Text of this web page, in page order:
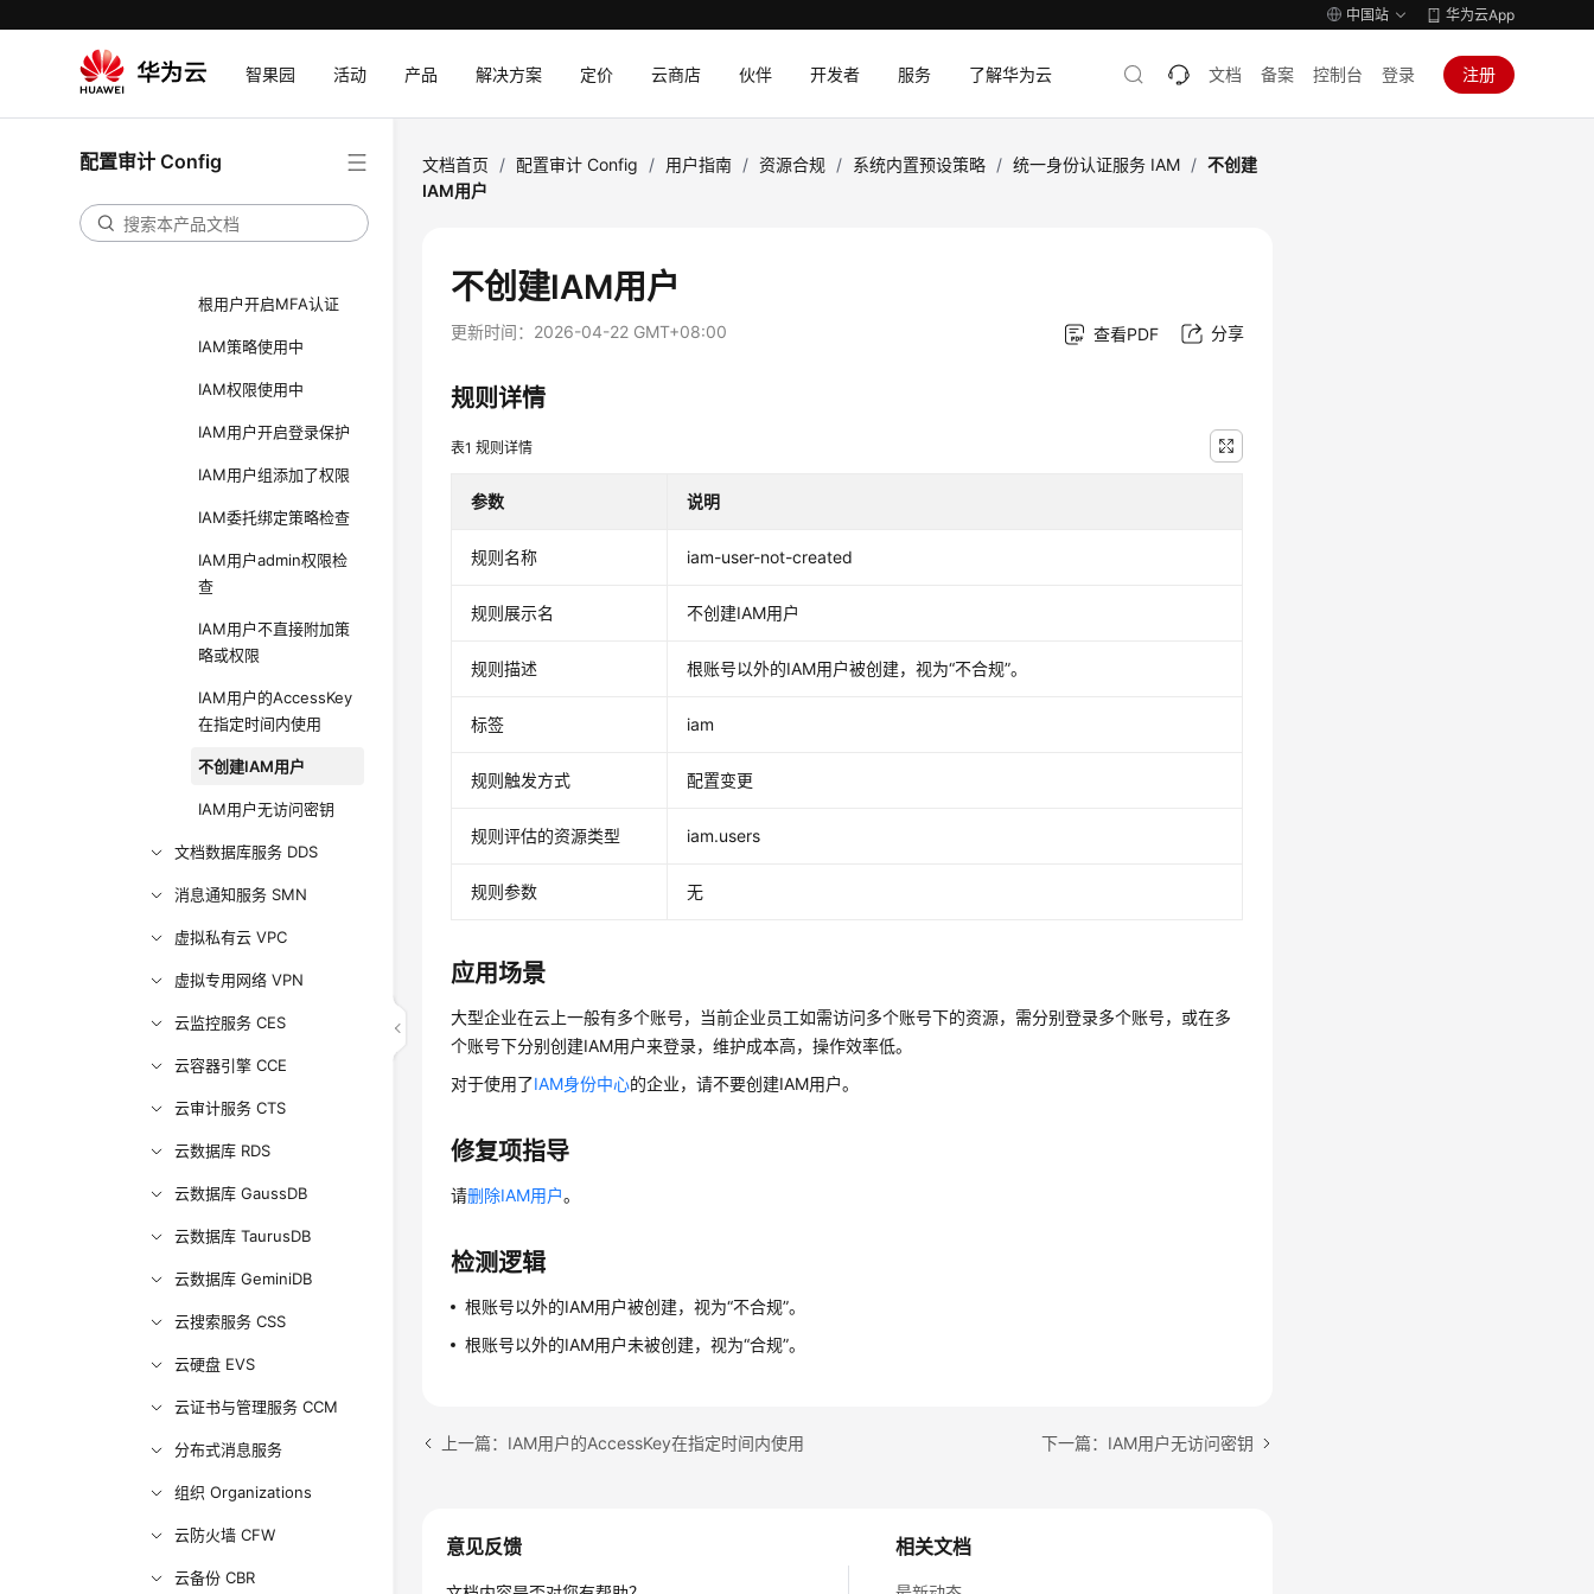
中国站 华为云App
智果园 活动 产品 解决方案 定价 云商店 伙伴 开发者 服务 了解华为云 文档 备案 控制台 登录 注册
配置审计 Config
IAM用户在指定时间内
IAM用户开启MFA
Console侧密码登录的
根用户开启MFA认证
IAM策略使用中
IAM权限使用中
IAM用户开启登录保护
IAM用户组添加了权限
IAM委托绑定策略检查
IAM用户admin权限检
查
IAM用户不直接附加策
略或权限
IAM用户的AccessKey
在指定时间内使用
不创建IAM用户
IAM用户无访问密钥
文档数据库服务 DDS
消息通知服务 SMN
虚拟私有云 VPC
虚拟专用网络 VPN
云监控服务 CES
云容器引擎 CCE
云审计服务 CTS
云数据库 RDS
云数据库 GaussDB
云数据库 TaurusDB
云数据库 GeminiDB
云搜索服务 CSS
云硬盘 EVS
云证书与管理服务 CCM
分布式消息服务
组织 Organizations
云防火墙 CFW
云备份 CBR
文档首页 / 配置审计 Config / 用户指南 / 资源合规 / 系统内置预设策略 / 统一身份认证服务 IAM / 不创建
IAM用户
不创建IAM用户
更新时间： 2026-04-22 GMT+08:00 查看PDF 分享
规则详情
表1规则详情
参数 说明
规则名称 iam-user-not-created
规则展示名 不创建IAM用户
规则描述 根账号以外的IAM用户被创建，视为“不合规”。
标签 iam
规则触发方式 配置变更
规则评估的资源类型 iam.users
规则参数 无
应用场景
大型企业在云上一般有多个账号，当前企业员工如需访问多个账号下的资源，需分别登录多个账号，或在多
个账号下分别创建IAM用户来登录，维护成本高，操作效率低。
对于使用了IAM身份中心的企业，请不要创建IAM用户。
修复项指导
请删除IAM用户。
检测逻辑
根账号以外的IAM用户被创建，视为“不合规”。
根账号以外的IAM用户未被创建，视为“合规”。
上一篇：IAM用户的AccessKey在指定时间内使用 下一篇：IAM用户无访问密钥
相关文档
意见反馈